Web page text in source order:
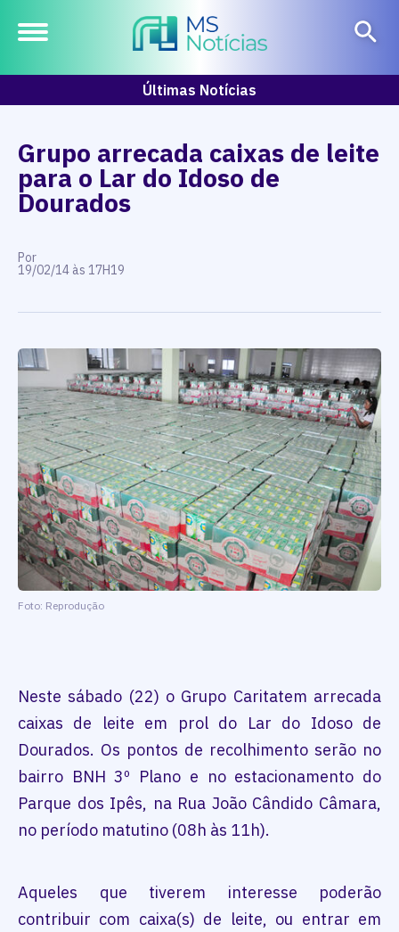
Últimas Notícias
Grupo arrecada caixas de leite
para o Lar do Idoso de
Dourados
Por
19/02/14 às 17H19
Foto: Reprodução
Neste sábado (22) o Grupo Caritatem arrecada
caixas de leite em prol do Lar do Idoso de
Dourados. Os pontos de recolhimento serão no
bairro BNH 3º Plano e no estacionamento do
Parque dos Ipês, na Rua João Cândido Câmara,
no período matutino (08h às 11h).
Aqueles que tiverem interesse poderão
contribuir com caixa(s) de leite, ou entrar em